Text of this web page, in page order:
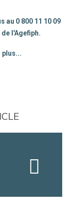
au 0 800 11 10 09
l'Agefiph.
plus...